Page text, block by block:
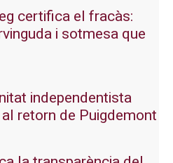
certifica el fracàs:
i sotmesa que
independentista
retorn de Puigdemont